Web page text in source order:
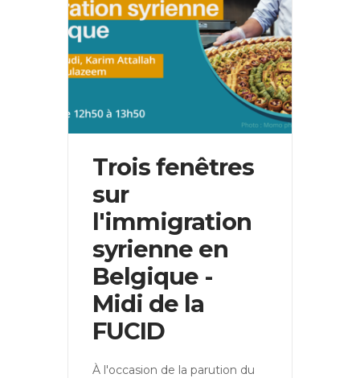
Trois fenêtres
sur
l'immigration
syrienne en
Belgique -
Midi de la
FUCID
À l'occasion de la parution du